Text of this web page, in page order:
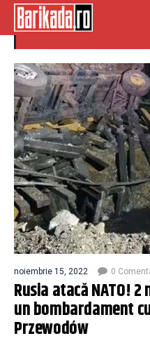
ponia
noiembrie 15, 2022 0
Rusia atacă NATO!
un bombardament
Przewodów